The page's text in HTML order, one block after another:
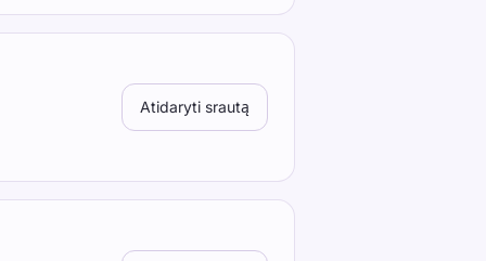
Atidaryti srautą